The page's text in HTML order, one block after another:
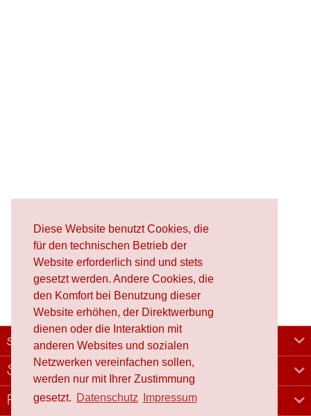
Diese Website benutzt Cookies, die
für den technischen Betrieb der
Website erforderlich sind und stets
gesetzt werden. Andere Cookies, die
den Komfort bei Benutzung dieser
Website erhöhen, der Direktwerbung
dienen oder die Interaktion mit
anderen Websites und sozialen
Netzwerken vereinfachen sollen,
werden nur mit Ihrer Zustimmung
gesetzt. Datenschutz Impressum
schafproduction
Shop
Rechtliches